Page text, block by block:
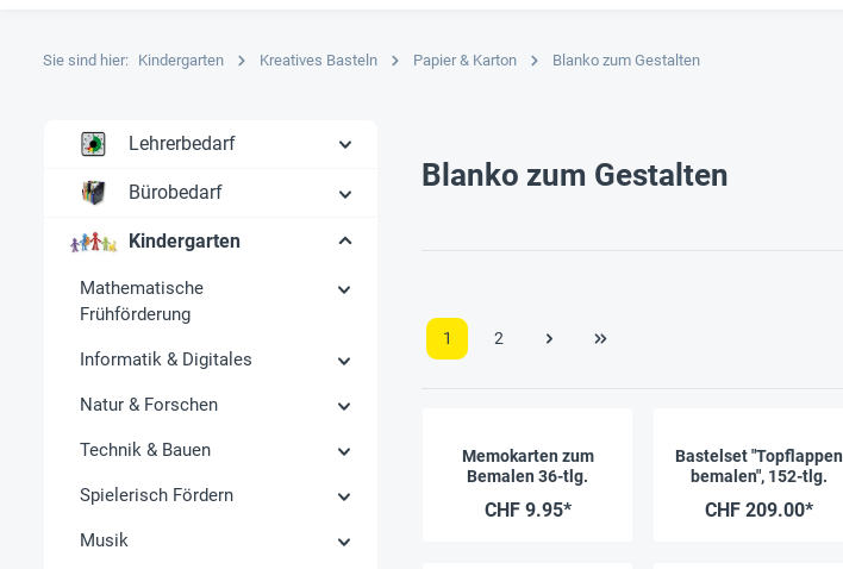
Sie sind hier: Kindergarten Kreatives Basteln Papier & Karton Blanko zum Gestalten
Lehrerbedarf
Bürobedarf
Kindergarten
Mathematische
Frühförderung
Informatik & Digitales
Natur & Forschen
Technik & Bauen
Spielerisch Fördern
Musik
Blanko zum Gestalten
1 2
Memokarten zum
Bemalen 36-tlg.
CHF 9.95*
Bastelset "Topflappen
bemalen", 152-tlg.
CHF 209.00*